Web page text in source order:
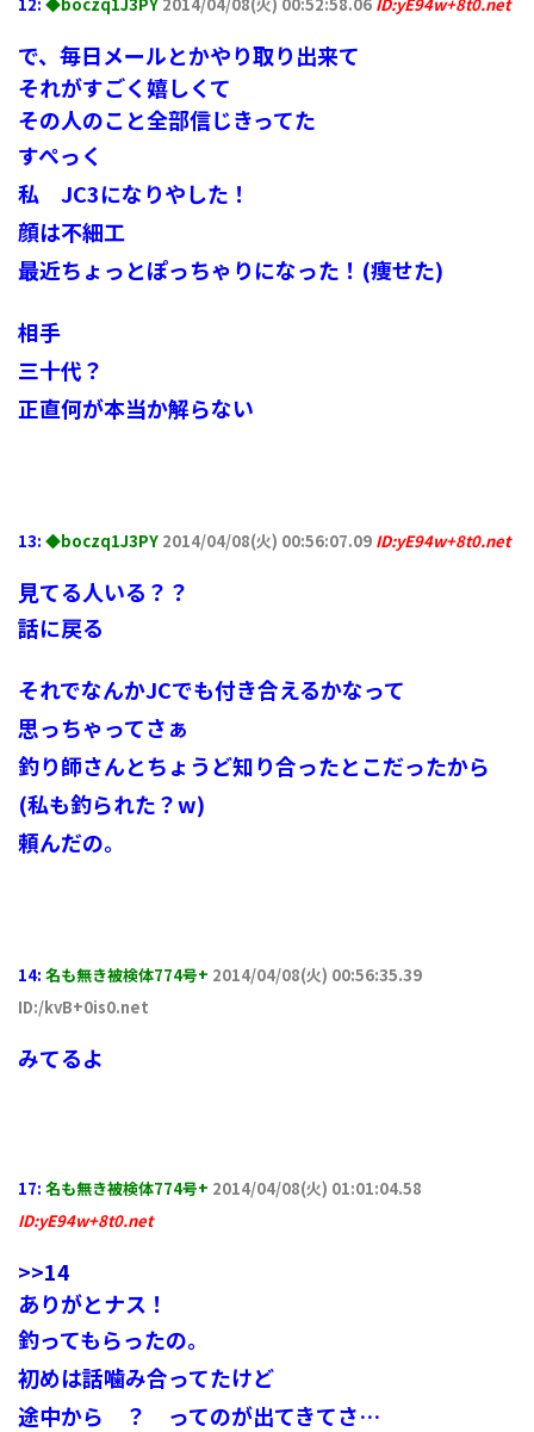
で、毎日メールとかやり取り出来て
それがすごく嬉しくて
その人のこと全部信じきってた
すぺっく
私 JC3になりやした！
顔は不細工
最近ちょっとぽっちゃりになった！(痩せた)
相手
三十代？
正直何が本当か解らない
13: ◆boczq1J3PY 2014/04/08(火) 00:56:07.09 ID:yE94w+8t0.net
見てる人いる？？
話に戻る
それでなんかJCでも付き合えるかなって
思っちゃってさぁ
釣り師さんとちょうど知り合ったとこだったから
(私も釣られた？w)
頼んだの。
14: 名も無き被検体774号+ 2014/04/08(火) 00:56:35.39
ID:/kvB+0is0.net
みてるよ
17: 名も無き被検体774号+ 2014/04/08(火) 01:01:04.58
ID:yE94w+8t0.net
>>14
ありがとナス！
釣ってもらったの。
初めは話噛み合ってたけど
途中から ？ ってのが出てきてさ…